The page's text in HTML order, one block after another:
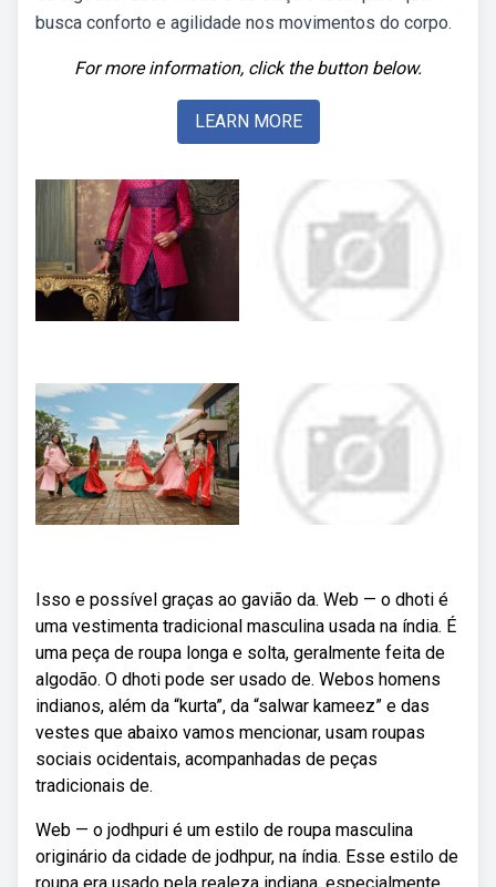
busca conforto e agilidade nos movimentos do corpo.
For more information, click the button below.
LEARN MORE
Isso e possível graças ao gavião da. Web — o dhoti é
uma vestimenta tradicional masculina usada na índia. É
uma peça de roupa longa e solta, geralmente feita de
algodão. O dhoti pode ser usado de. Webos homens
indianos, além da “kurta”, da “salwar kameez” e das
vestes que abaixo vamos mencionar, usam roupas
sociais ocidentais, acompanhadas de peças
tradicionais de.
Web — o jodhpuri é um estilo de roupa masculina
originário da cidade de jodhpur, na índia. Esse estilo de